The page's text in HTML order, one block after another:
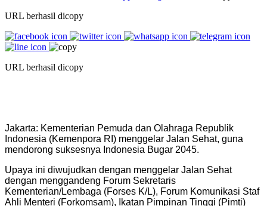
URL berhasil dicopy
URL berhasil dicopy
Jakarta: Kementerian Pemuda dan Olahraga Republik
Indonesia (Kemenpora RI) menggelar Jalan Sehat, guna
mendorong suksesnya Indonesia Bugar 2045.
Upaya ini diwujudkan dengan menggelar Jalan Sehat
dengan menggandeng Forum Sekretaris
Kementerian/Lembaga (Forses K/L), Forum Komunikasi Staf
Ahli Menteri (Forkomsam), Ikatan Pimpinan Tinggi (Pimti)